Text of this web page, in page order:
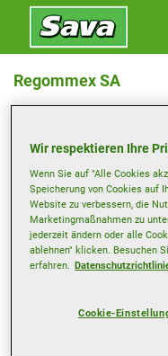
Regommex SA
CHEMIN DES
Anfahrtsbeschreibung
Telefonnummer
geneve@regommex.ch
Wir respektieren Ihre
Wenn Sie auf "Alle Cookies
Speicherung von Cookies auf
Website zu verbessern, die
Marketingmaßnahmen zu
jederzeit ändern oder alle
ablehnen" klicken. Besuchen
erfahren.
Cookie-